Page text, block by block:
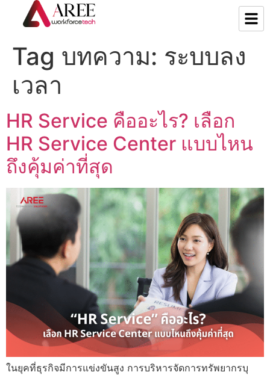
Tag บทความ: ระบบลง
เวลา
HR Service คืออะไร? เลือก
HR Service Center แบบไหน
ถึงคุ้มค่าที่สุด
ในยุคที่ธุรกิจมีการแข่งขันสูง การบริหารจัดการทรัพยากรบุ